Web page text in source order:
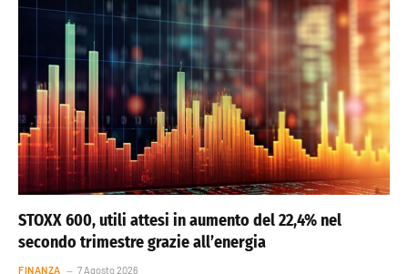
STOXX 600, utili attesi in aumento del 22,4% nel
secondo trimestre grazie all’energia
FINANZA 7 Agosto 2026